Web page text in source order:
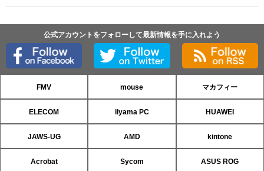
公式アカウントをフォローして最新情報を手に入れよう
FMV mouse マカフィー
ELECOM iiyama PC HUAWEI
JAWS-UG AMD kintone
Acrobat Sycom ASUS ROG